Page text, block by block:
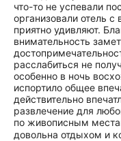
что-то не успевали
организовали отель
приятно удивляют.
внимательность
расслабиться не
особенно в ночь
испортило общее
действительно
развлечение для
по живописным
довольна отдыхом и